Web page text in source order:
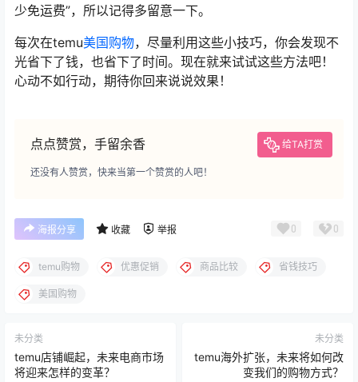
少免运费”，所以记得多留意一下。
每次在temu美国购物，尽量利用这些小技巧，你会发现不
光省下了钱，也省下了时间。现在就来试试这些方法吧！
心动不如行动，期待你回来说说效果！
点点赞赏，手留余香 给TA打赏
还没有人赞赏，快来当第一个赞赏的人吧！
海报分享 收藏 举报 0 0
temu购物 优惠促销 商品比较 省钱技巧
美国购物
未分类
temu店铺崛起，未来电商市场
将迎来怎样的变革？
未分类
temu海外扩张，未来将如何改
变我们的购物方式？